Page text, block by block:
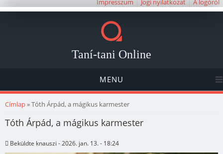
Impresszum Jogi nyilatkozat A logóról
Taní-tani Online
MENU
Jelenlegi hely
Címlap» Tóth Árpád, a mágikus karmester
Tóth Árpád, a mágikus karmester
Beküldte knauszi - 2026. jan. 13. - 18:24